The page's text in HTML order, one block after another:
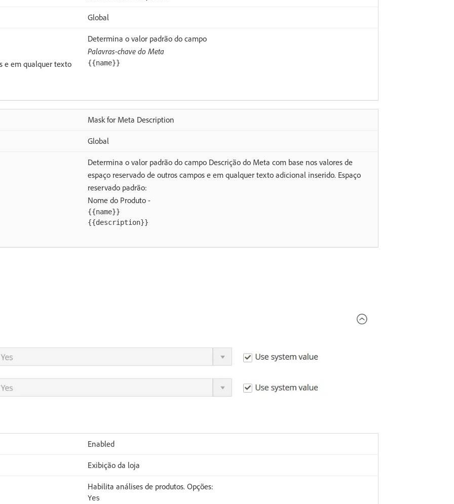
Global
Determina o valor padrão do campo
Palavras-chave do Meta
e em qualquer texto
{{name}}
Mask for Meta Description
Global
Determina o valor padrão do campo Descrição do Meta com base nos valores de
espaço reservado de outros campos e em qualquer texto adicional inserido. Espaço
reservado padrão:
Nome do Produto -
{{name}}
{{description}}
Enabled
Exibição da loja
Habilita análises de produtos. Opções:
Yes